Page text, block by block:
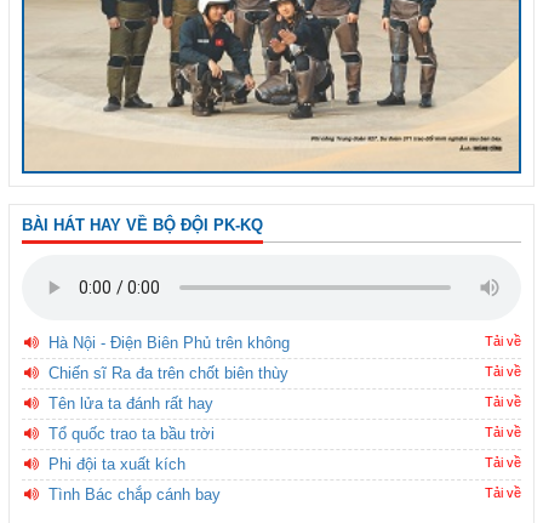
BÀI HÁT HAY VỀ BỘ ĐỘI PK-KQ
Hà Nội - Điện Biên Phủ trên không Tải về
Chiến sĩ Ra đa trên chốt biên thùy Tải về
Tên lửa ta đánh rất hay Tải về
Tổ quốc trao ta bầu trời Tải về
Phi đội ta xuất kích Tải về
Tình Bác chắp cánh bay Tải về